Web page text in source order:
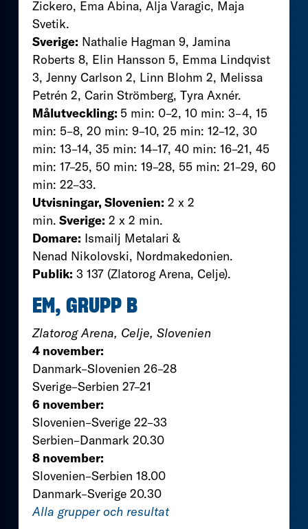
Zickero, Ema Abina, Alja Varagic, Maja
Svetik.
Sverige: Nathalie Hagman 9, Jamina
Roberts 8, Elin Hansson 5, Emma Lindqvist
3, Jenny Carlson 2, Linn Blohm 2, Melissa
Petrén 2, Carin Strömberg, Tyra Axnér.
Målutveckling: 5 min: 0–2, 10 min: 3–4, 15
min: 5–8, 20 min: 9–10, 25 min: 12–12, 30
min: 13–14, 35 min: 14–17, 40 min: 16–21, 45
min: 17–25, 50 min: 19–28, 55 min: 21–29, 60
min: 22–33.
Utvisningar, Slovenien: 2 x 2
min. Sverige: 2 x 2 min.
Domare: Ismailj Metalari &
Nenad Nikolovski, Nordmakedonien.
Publik: 3 137 (Zlatorog Arena, Celje).
EM, GRUPP B
Zlatorog Arena, Celje, Slovenien
4 november:
Danmark–Slovenien 26–28
Sverige–Serbien 27–21
6 november:
Slovenien–Sverige 22–33
Serbien–Danmark 20.30
8 november:
Slovenien–Serbien 18.00
Danmark–Sverige 20.30
Alla grupper och resultat